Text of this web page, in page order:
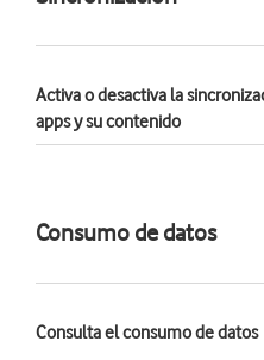
Activa o desactiva la
apps y su contenido
Consumo de datos
Consulta el consumo de datos